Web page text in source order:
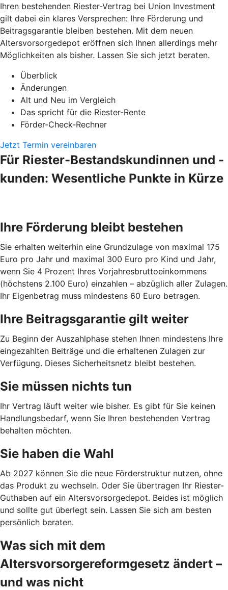
Ihren bestehenden Riester-Vertrag bei Union Investment
gilt dabei ein klares Versprechen: Ihre Förderung und
Beitragsgarantie bleiben bestehen. Mit dem neuen
Altersvorsorgedepot eröffnen sich Ihnen allerdings mehr
Möglichkeiten als bisher. Lassen Sie sich jetzt beraten.
Überblick
Änderungen
Alt und Neu im Vergleich
Das spricht für die Riester-Rente
Förder-Check-Rechner
Jetzt Termin vereinbaren
Für Riester-Bestandskundinnen und -
kunden: Wesentliche Punkte in Kürze
Ihre Förderung bleibt bestehen
Sie erhalten weiterhin eine Grundzulage von maximal 175
Euro pro Jahr und maximal 300 Euro pro Kind und Jahr,
wenn Sie 4 Prozent Ihres Vorjahresbruttoeinkommens
(höchstens 2.100 Euro) einzahlen – abzüglich aller Zulagen.
Ihr Eigenbetrag muss mindestens 60 Euro betragen.
Ihre Beitragsgarantie gilt weiter
Zu Beginn der Auszahlphase stehen Ihnen mindestens Ihre
eingezahlten Beiträge und die erhaltenen Zulagen zur
Verfügung. Dieses Sicherheitsnetz bleibt bestehen.
Sie müssen nichts tun
Ihr Vertrag läuft weiter wie bisher. Es gibt für Sie keinen
Handlungsbedarf, wenn Sie Ihren bestehenden Vertrag
behalten möchten.
Sie haben die Wahl
Ab 2027 können Sie die neue Förderstruktur nutzen, ohne
das Produkt zu wechseln. Oder Sie übertragen Ihr Riester-
Guthaben auf ein Altersvorsorgedepot. Beides ist möglich
und sollte gut überlegt sein. Lassen Sie sich am besten
persönlich beraten.
Was sich mit dem
Altersvorsorgereformgesetz ändert –
und was nicht